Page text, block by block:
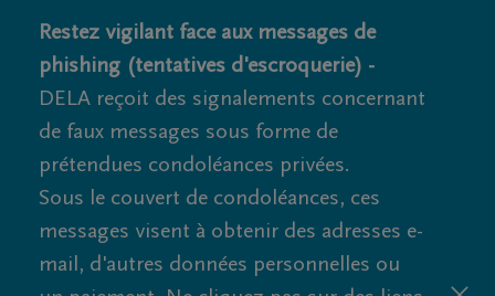
Restez vigilant face aux messages de
phishing (tentatives d'escroquerie) -
DELA reçoit des signalements concernant
de faux messages sous forme de
prétendues condoléances privées.
Sous le couvert de condoléances, ces
messages visent à obtenir des adresses e-
mail, d'autres données personnelles ou